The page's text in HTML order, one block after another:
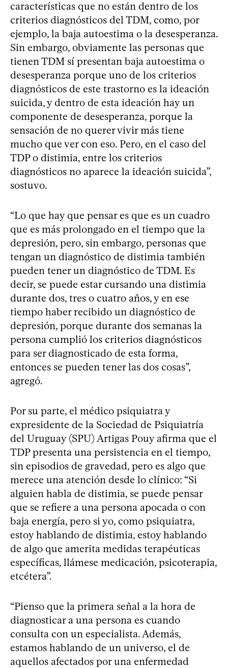
características que no están dentro de los
criterios diagnósticos del TDM, como, por
ejemplo, la baja autoestima o la desesperanza.
Sin embargo, obviamente las personas que
tienen TDM sí presentan baja autoestima o
desesperanza porque uno de los criterios
diagnósticos de este trastorno es la ideación
suicida, y dentro de esta ideación hay un
componente de desesperanza, porque la
sensación de no querer vivir más tiene
mucho que ver con eso. Pero, en el caso del
TDP o distimia, entre los criterios
diagnósticos no aparece la ideación suicida”,
sostuvo.
“Lo que hay que pensar es que es un cuadro
que es más prolongado en el tiempo que la
depresión, pero, sin embargo, personas que
tengan un diagnóstico de distimia también
pueden tener un diagnóstico de TDM. Es
decir, se puede estar cursando una distimia
durante dos, tres o cuatro años, y en ese
tiempo haber recibido un diagnóstico de
depresión, porque durante dos semanas la
persona cumplió los criterios diagnósticos
para ser diagnosticado de esta forma,
entonces se pueden tener las dos cosas”,
agregó.
Por su parte, el médico psiquiatra y
expresidente de la Sociedad de Psiquiatría
del Uruguay (SPU) Artigas Pouy afirma que el
TDP presenta una persistencia en el tiempo,
sin episodios de gravedad, pero es algo que
merece una atención desde lo clínico: “Si
alguien habla de distimia, se puede pensar
que se refiere a una persona apocada o con
baja energía, pero si yo, como psiquiatra,
estoy hablando de distimia, estoy hablando
de algo que amerita medidas terapéuticas
específicas, llámese medicación, psicoterapia,
etcétera”.
“Pienso que la primera señal a la hora de
diagnosticar a una persona es cuando
consulta con un especialista. Además,
estamos hablando de un universo, el de
aquellos afectados por una enfermedad